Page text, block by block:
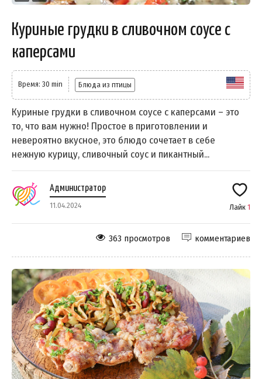
Куриные грудки в сливочном соусе с
каперсами
Время: 30 min Блюда из птицы
Куриные грудки в сливочном соусе с каперсами – это
то, что вам нужно! Простое в приготовлении и
невероятно вкусное, это блюдо сочетает в себе
нежную курицу, сливочный соус и пикантный...
Администратор
11.04.2024 Лайк 1
комментариев
363 просмотров